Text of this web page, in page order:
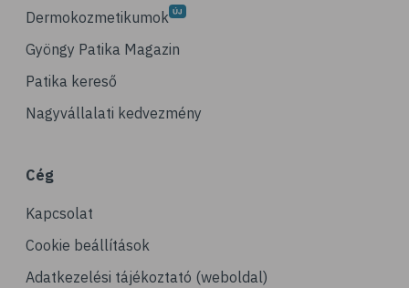
# ízületi fájdalom
# ízületek
# porckopás
# csonttörés
# mozgásszervi problémák
# köszvény
# ínhüvelygyulladás
Dermokozmetikumok
Gyöngy Patika Magazin
Patika kereső
Nagyvállalati kedvezmény
Cég
Kapcsolat
Cookie beállítások
Adatkezelési tájékoztató (weboldal)